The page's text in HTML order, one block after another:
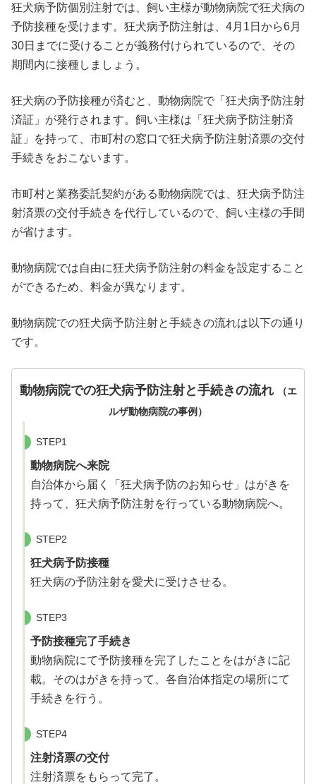
狂犬病予防個別注射では、飼い主様が動物病院で狂犬病の
予防接種を受けます。狂犬病予防注射は、4月1日から6月
30日までに受けることが義務付けられているので、その
期間内に接種しましょう。
狂犬病の予防接種が済むと、動物病院で「狂犬病予防注射
済証」が発行されます。飼い主様は「狂犬病予防注射済
証」を持って、市町村の窓口で狂犬病予防注射済票の交付
手続きをおこないます。
市町村と業務委託契約がある動物病院では、狂犬病予防注
射済票の交付手続きを代行しているので、飼い主様の手間
が省けます。
動物病院では自由に狂犬病予防注射の料金を設定すること
ができるため、料金が異なります。
動物病院での狂犬病予防注射と手続きの流れは以下の通り
です。
動物病院での狂犬病予防注射と手続きの流れ
（エ
ルザ動物病院の事例）
STEP1
動物病院へ来院
自治体から届く「狂犬病予防のお知らせ」はがきを
持って、狂犬病予防注射を行っている動物病院へ。
STEP2
狂犬病予防接種
狂犬病の予防注射を愛犬に受けさせる。
STEP3
予防接種完了手続き
動物病院にて予防接種を完了したことをはがきに記
載。そのはがきを持って、各自治体指定の場所にて
手続きを行う。
STEP4
注射済票の交付
注射済票をもらって完了。